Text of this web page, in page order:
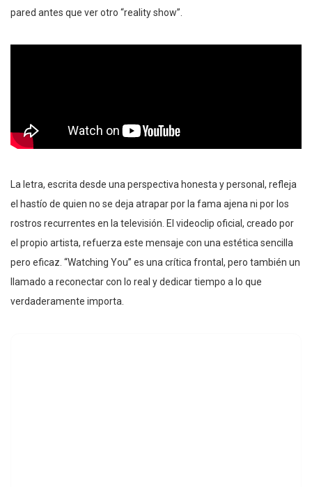
pared antes que ver otro “reality show”.
La letra, escrita desde una perspectiva honesta y personal, refleja
el hastío de quien no se deja atrapar por la fama ajena ni por los
rostros recurrentes en la televisión. El videoclip oficial, creado por
el propio artista, refuerza este mensaje con una estética sencilla
pero eficaz. “Watching You” es una crítica frontal, pero también un
llamado a reconectar con lo real y dedicar tiempo a lo que
verdaderamente importa.